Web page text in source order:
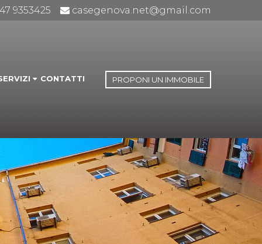
9353425 casegenova.net@gmail.com
CONTATTI PROPONI UN IMMOBILE